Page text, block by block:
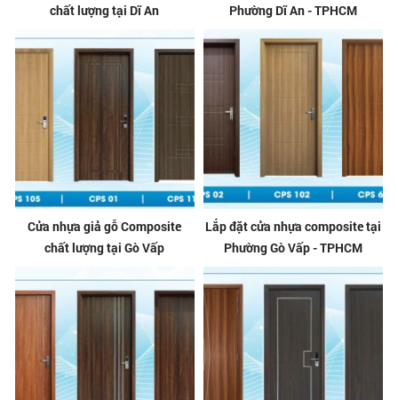
chất lượng tại Dĩ An
Phường Dĩ An - TPHCM
Cửa nhựa giả gỗ Composite
chất lượng tại Gò Vấp
Lắp đặt cửa nhựa composite tại
Phường Gò Vấp - TPHCM